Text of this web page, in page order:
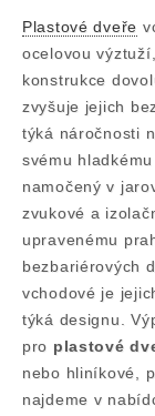
Plastové dveře
ocelovou
konstrukce
zvyšuje jejich
týká náročnosti
svému
namočený v
zvukové a
upravenému
bezbariérových
vchodové je
týká designu.
pro plastové
nebo hliníkové,
najdeme v